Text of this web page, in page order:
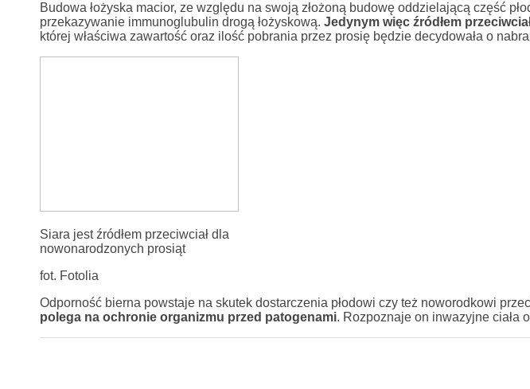
Budowa łożyska macior, ze względu na swoją złożoną budowę oddzielającą część
przekazywanie immunoglubulin drogą łożyskową. Jedynym więc źródłem
której właściwa zawartość oraz ilość pobrania przez prosię będzie decydowała o
Siara jest źródłem przeciwciał dla
nowonarodzonych prosiąt
fot. Fotolia
Odporność bierna powstaje na skutek dostarczenia płodowi czy też noworodkowi
polega na ochronie organizmu przed patogenami. Rozpoznaje on inwazyjne ciała